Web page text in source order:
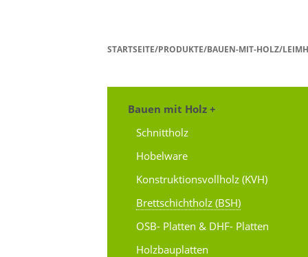
STARTSEITE/PRODUKTE/BAUEN-MIT-HOLZ/
Bauen mit Holz +
Schnittholz
Hobelware
Konstruktionsvollholz (KVH)
Brettschichtholz (BSH)
OSB- Platten & DHF- Platten
Holzbauplatten